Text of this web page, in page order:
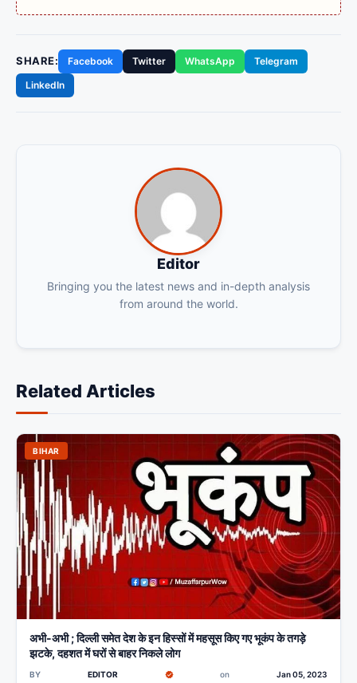
SHARE: Facebook Twitter WhatsApp
Telegram
LinkedIn
Editor
Bringing you the latest news and in-depth analysis
from around the world.
Related Articles
BIHAR
अभी-अभी ; दिल्ली समेत देश के इन हिस्सों में महसूस किए गए भूकंप के तगड़े
झटके, दहशत में घरों से बाहर निकले लोग
BY EDITOR on Jan 05, 2023